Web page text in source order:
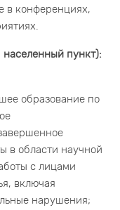
в конференциях,
пункт):
образование по
в области научной
с лицами
включая
нарушения;